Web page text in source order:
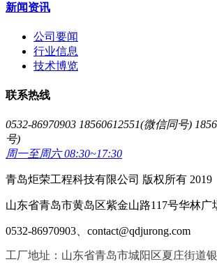
新闻资讯
公司要闻
行业信息
技术博览
联系热线
0532-86970903 18560612551(微信同号)
号)
周一至周六 08:30~17:30
青岛炬荣工程科技有限公司 版权所有 2019
山东省青岛市黄岛区紫金山路117号华林广
0532-86970903、contact@qdjurong.com
工厂地址：山东省青岛市城阳区夏庄街道